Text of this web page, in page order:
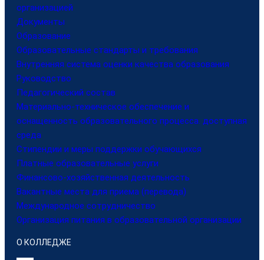
организацией
Документы
Образование
Образовательные стандарты и требования
Внутренняя система оценки качества образования
Руководство
Педагогический состав
Материально-техническое обеспечение и
оснащенность образовательного процесса. доступная
среда
Стипендии и меры поддержки обучающихся
Платные образовательные услуги
Финансово-хозяйственная деятельность
Вакантные места для приема (перевода)
Международное сотрудничество
Организация питания в образовательной организации
О КОЛЛЕДЖЕ